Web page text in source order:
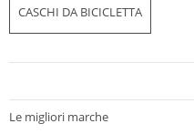
CASCHI DA BICICLETTA
Le migliori marche